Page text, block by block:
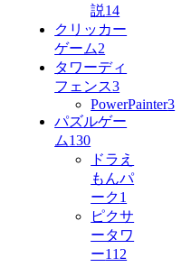
説14
クリッカー
ゲーム2
タワーディ
フェンス3
PowerPainter3
パズルゲー
ム130
ドラえ
もんパ
ーク1
ピクサ
ータワ
ー112